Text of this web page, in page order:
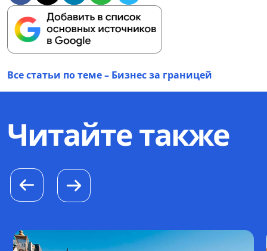
Все статьи по теме – Бизнес за границей
Читайте также